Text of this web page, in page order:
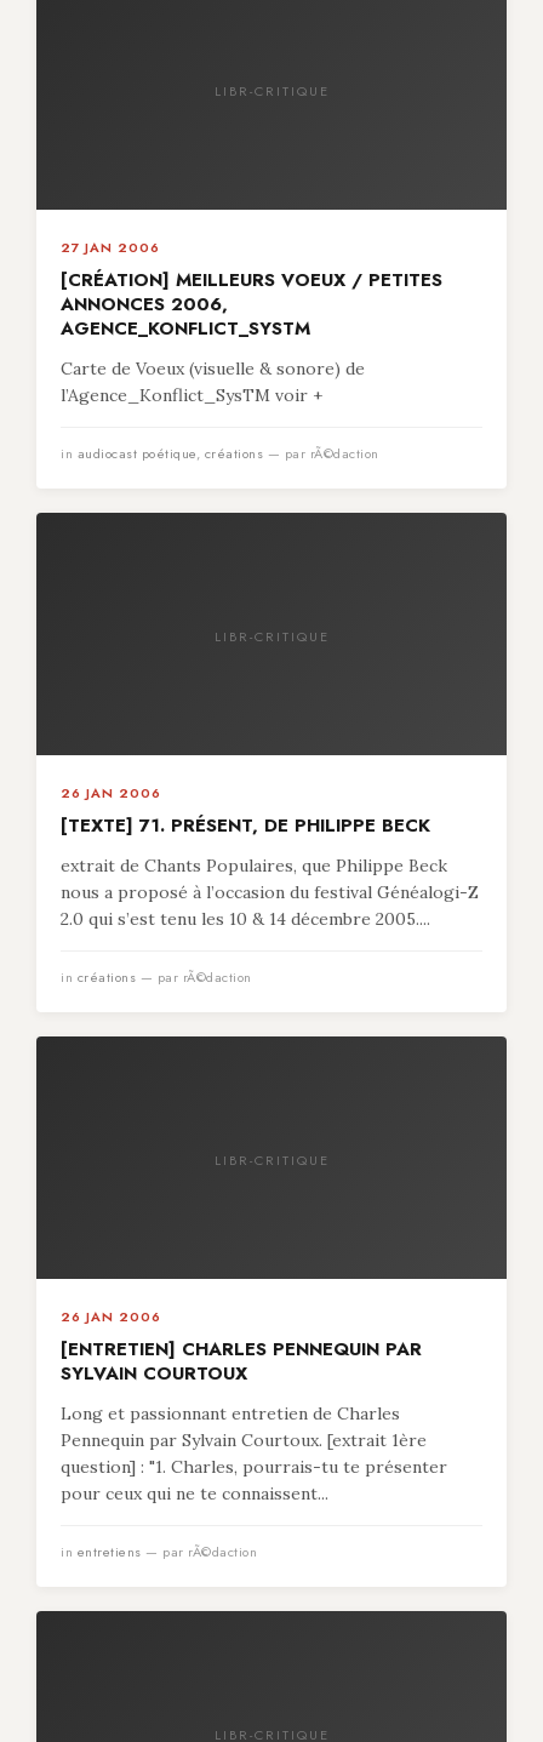
LIBR-CRITIQUE
27 JAN 2006
[CRÉATION] MEILLEURS VOEUX / PETITES
ANNONCES 2006,
AGENCE_KONFLICT_SYSTM
Carte de Voeux (visuelle & sonore) de
l’Agence_Konflict_SysTM voir +
in audiocast poétique, créations — par rÃ©daction
LIBR-CRITIQUE
26 JAN 2006
[TEXTE] 71. PRÉSENT, DE PHILIPPE BECK
extrait de Chants Populaires, que Philippe Beck
nous a proposé à l’occasion du festival Généalogi-Z
2.0 qui s’est tenu les 10 & 14 décembre 2005....
in créations — par rÃ©daction
LIBR-CRITIQUE
26 JAN 2006
[ENTRETIEN] CHARLES PENNEQUIN PAR
SYLVAIN COURTOUX
Long et passionnant entretien de Charles
Pennequin par Sylvain Courtoux. [extrait 1ère
question] : "1. Charles, pourrais-tu te présenter
pour ceux qui ne te connaissent...
in entretiens — par rÃ©daction
LIBR-CRITIQUE